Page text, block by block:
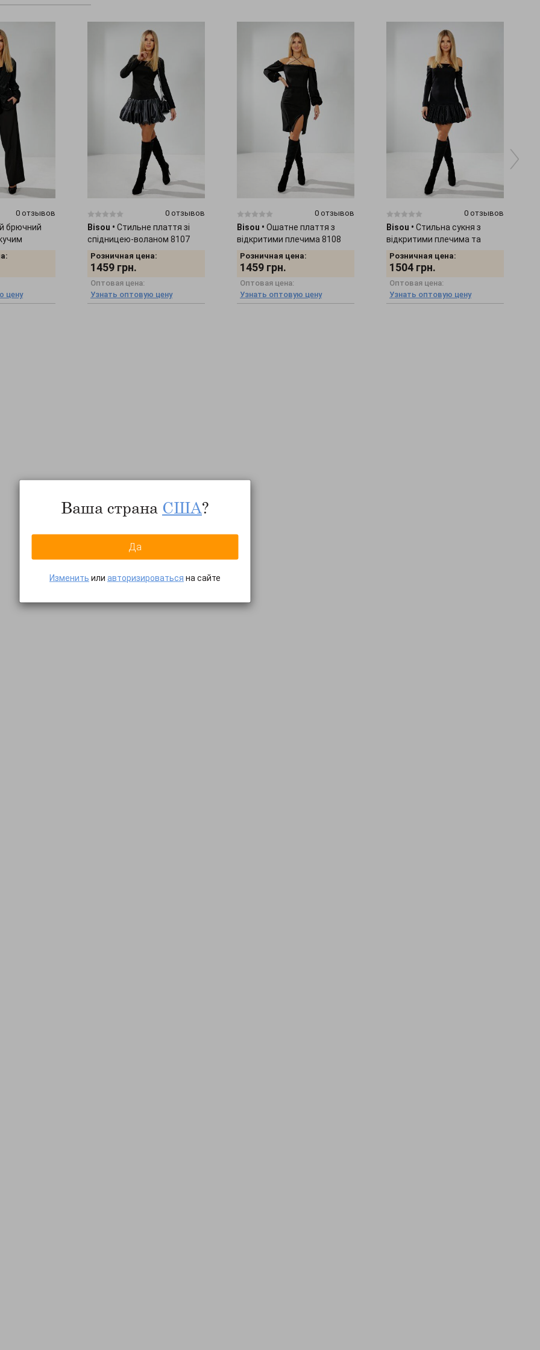
0 отзывов
брючний
цену
0 отзывов
Bisou • Стильне плаття зі
спідницею-воланом 8107
Розничная цена:
1459 грн.
Оптовая цена:
Узнать оптовую цену
0 отзывов
Bisou • Ошатне плаття з
відкритими плечима 8108
Розничная цена:
1459 грн.
Оптовая цена:
Узнать оптовую цену
0 отзывов
Bisou • Стильна сукня з
відкритими плечима та
спідницею-воланом 8109
Розничная цена:
1504 грн.
Оптовая цена:
Узнать оптовую цену
Ваша страна США?
Да
Изменить или авторизироваться на сайте